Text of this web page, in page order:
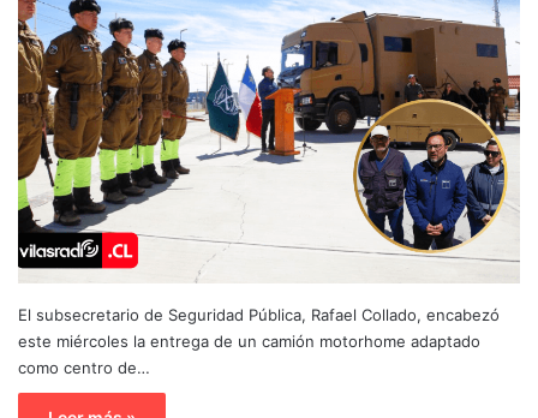
El subsecretario de Seguridad Pública, Rafael Collado, encabezó
este miércoles la entrega de un camión motorhome adaptado
como centro de…